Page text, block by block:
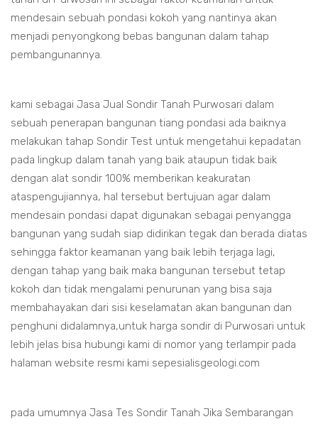
mendesain sebuah pondasi kokoh yang nantinya akan
menjadi penyongkong bebas bangunan dalam tahap
pembangunannya.
kami sebagai Jasa Jual Sondir Tanah Purwosari dalam
sebuah penerapan bangunan tiang pondasi ada baiknya
melakukan tahap Sondir Test untuk mengetahui kepadatan
pada lingkup dalam tanah yang baik ataupun tidak baik
dengan alat sondir 100% memberikan keakuratan
ataspengujiannya, hal tersebut bertujuan agar dalam
mendesain pondasi dapat digunakan sebagai penyangga
bangunan yang sudah siap didirikan tegak dan berada diatas
sehingga faktor keamanan yang baik lebih terjaga lagi,
dengan tahap yang baik maka bangunan tersebut tetap
kokoh dan tidak mengalami penurunan yang bisa saja
membahayakan dari sisi keselamatan akan bangunan dan
penghuni didalamnya,untuk harga sondir di Purwosari untuk
lebih jelas bisa hubungi kami di nomor yang terlampir pada
halaman website resmi kami sepesialisgeologi.com
pada umumnya Jasa Tes Sondir Tanah Jika Sembarangan